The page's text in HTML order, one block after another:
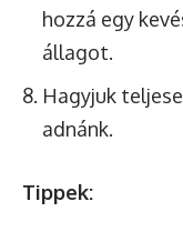
hozzá egy
állagot.
Hagyjuk
adnánk.
Tippek: